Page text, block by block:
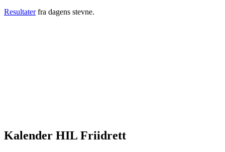
Resultaterfra dagens stevne.
Kalender HIL Friidrett